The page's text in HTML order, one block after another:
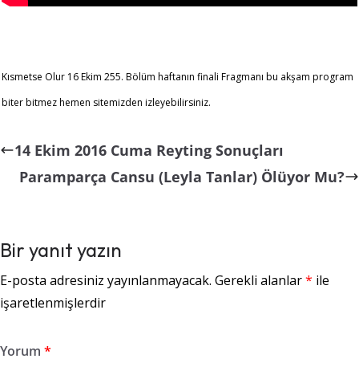
Kısmetse Olur 16 Ekim 255. Bölüm haftanın finali Fragmanı bu akşam program
biter bitmez hemen sitemizden izleyebilirsiniz.
14 Ekim 2016 Cuma Reyting Sonuçları
Paramparça Cansu (Leyla Tanlar) Ölüyor Mu?
Bir yanıt yazın
E-posta adresiniz yayınlanmayacak. Gerekli alanlar* ile
işaretlenmişlerdir
Yorum *